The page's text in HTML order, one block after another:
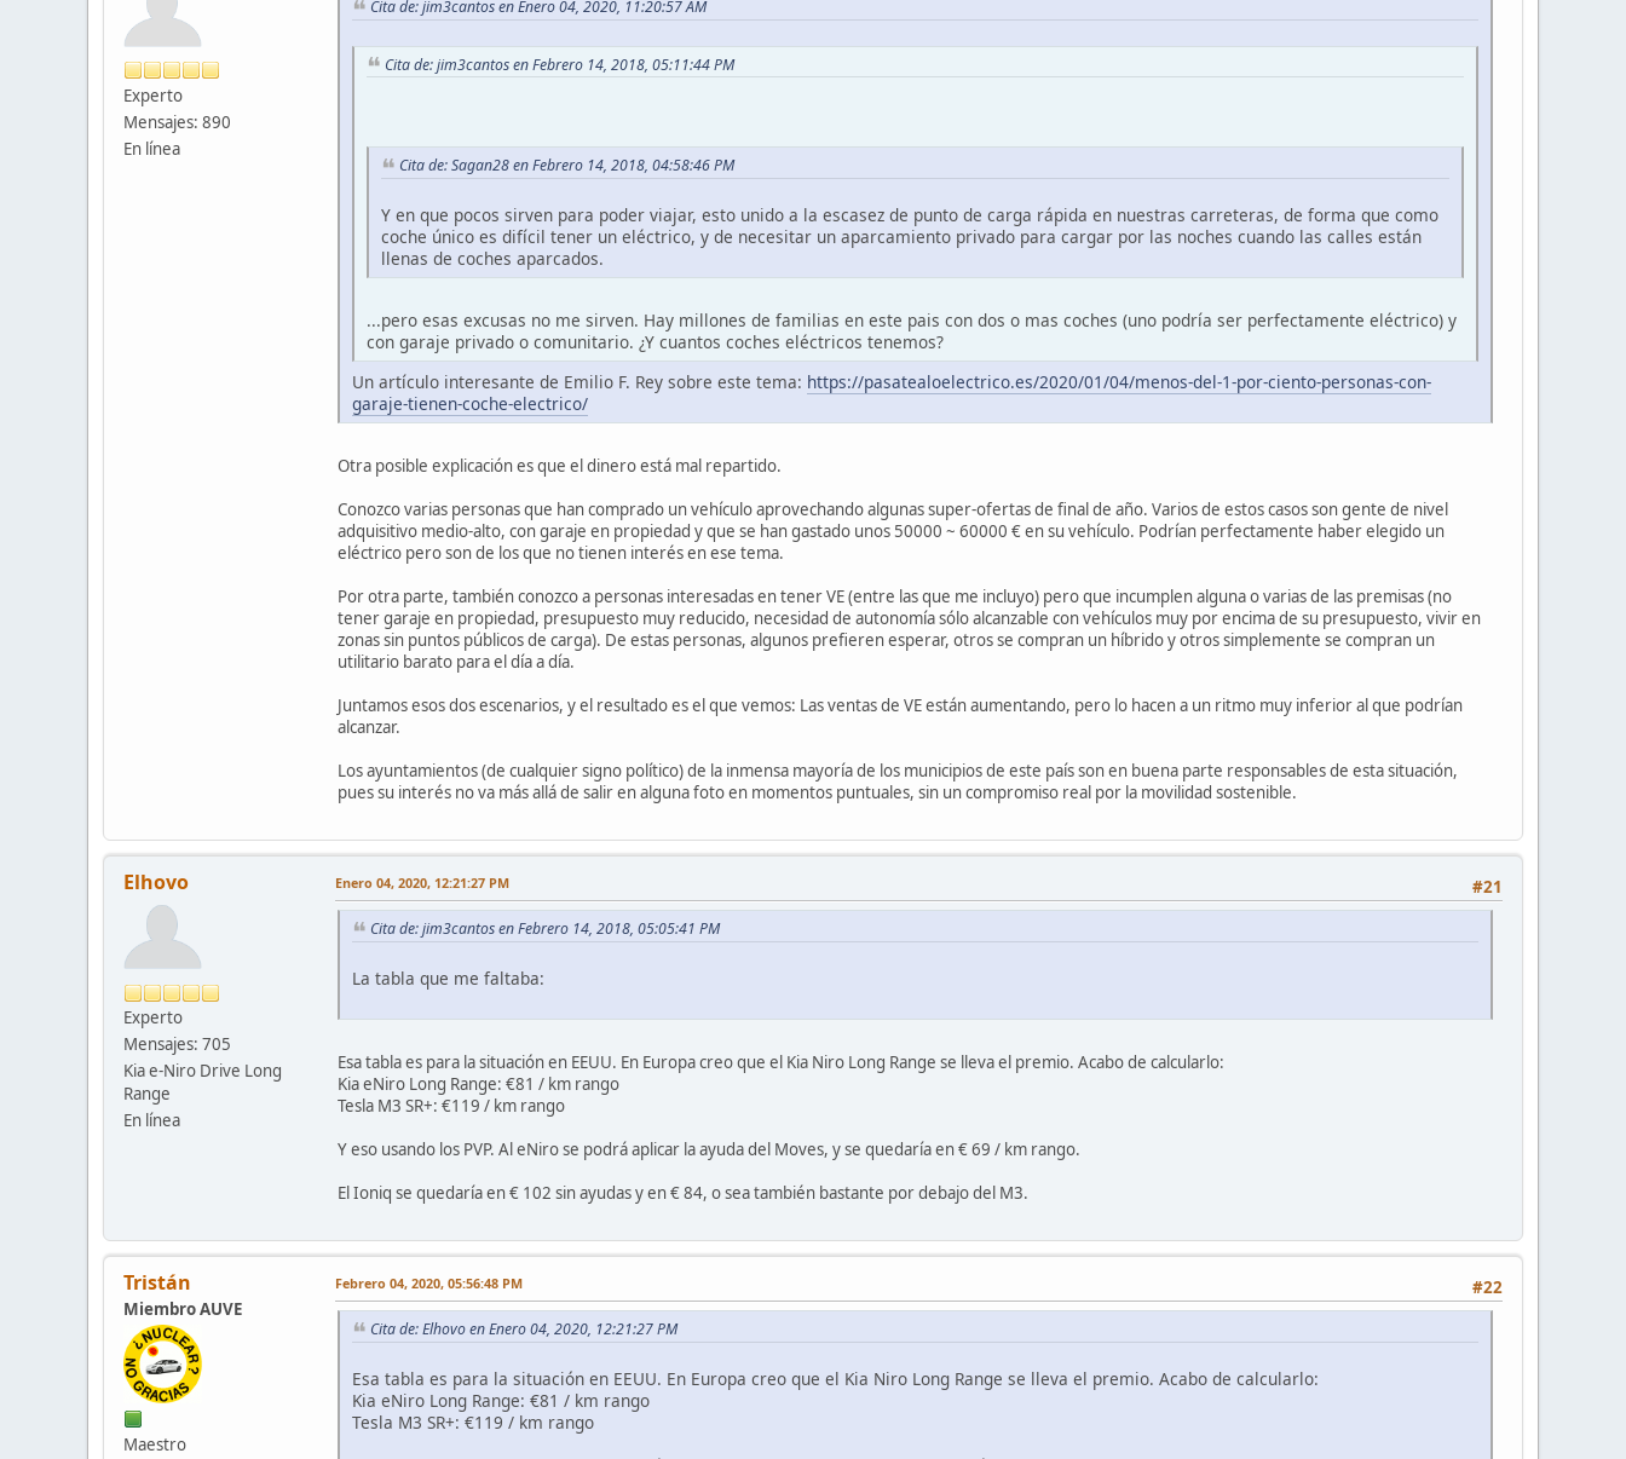
Experto
Mensajes: 890
En línea
Cita de: jim3cantos en Enero 04, 2020, 11:20:57 AM
Cita de: jim3cantos en Febrero 14, 2018, 05:11:44 PM
Cita de: Sagan28 en Febrero 14, 2018, 04:58:46 PM
Y en que pocos sirven para poder viajar, esto unido a la escasez de punto de carga rápida en nuestras carreteras, de forma que como
coche único es difícil tener un eléctrico, y de necesitar un aparcamiento privado para cargar por las noches cuando las calles están
llenas de coches aparcados.
...pero esas excusas no me sirven. Hay millones de familias en este pais con dos o mas coches (uno podría ser perfectamente eléctrico) y
con garaje privado o comunitario. ¿Y cuantos coches eléctricos tenemos?
Un artículo interesante de Emilio F. Rey sobre este tema: https://pasatealoelectrico.es/2020/01/04/menos-del-1-por-ciento-personas-con-
garaje-tienen-coche-electrico/
Otra posible explicación es que el dinero está mal repartido.
Conozco varias personas que han comprado un vehículo aprovechando algunas super-ofertas de final de año. Varios de estos casos son gente de nivel
adquisitivo medio-alto, con garaje en propiedad y que se han gastado unos 50000 ~ 60000 € en su vehículo. Podrían perfectamente haber elegido un
eléctrico pero son de los que no tienen interés en ese tema.
Por otra parte, también conozco a personas interesadas en tener VE (entre las que me incluyo) pero que incumplen alguna o varias de las premisas (no
tener garaje en propiedad, presupuesto muy reducido, necesidad de autonomía sólo alcanzable con vehículos muy por encima de su presupuesto, vivir en
zonas sin puntos públicos de carga). De estas personas, algunos prefieren esperar, otros se compran un híbrido y otros simplemente se compran un
utilitario barato para el día a día.
Juntamos esos dos escenarios, y el resultado es el que vemos: Las ventas de VE están aumentando, pero lo hacen a un ritmo muy inferior al que podrían
alcanzar.
Los ayuntamientos (de cualquier signo político) de la inmensa mayoría de los municipios de este país son en buena parte responsables de esta situación,
pues su interés no va más allá de salir en alguna foto en momentos puntuales, sin un compromiso real por la movilidad sostenible.
Elhovo
Experto
Mensajes: 705
Kia e-Niro Drive Long
Range
En línea
#21
Enero 04, 2020, 12:21:27 PM
Cita de: jim3cantos en Febrero 14, 2018, 05:05:41 PM
La tabla que me faltaba:
Esa tabla es para la situación en EEUU. En Europa creo que el Kia Niro Long Range se lleva el premio. Acabo de calcularlo:
Kia eNiro Long Range: €81 / km rango
Tesla M3 SR+: €119 / km rango
Y eso usando los PVP. Al eNiro se podrá aplicar la ayuda del Moves, y se quedaría en € 69 / km rango.
El Ioniq se quedaría en € 102 sin ayudas y en € 84, o sea también bastante por debajo del M3.
Tristán
Miembro AUVE
Maestro
#22
Febrero 04, 2020, 05:56:48 PM
Cita de: Elhovo en Enero 04, 2020, 12:21:27 PM
Esa tabla es para la situación en EEUU. En Europa creo que el Kia Niro Long Range se lleva el premio. Acabo de calcularlo:
Kia eNiro Long Range: €81 / km rango
Tesla M3 SR+: €119 / km rango